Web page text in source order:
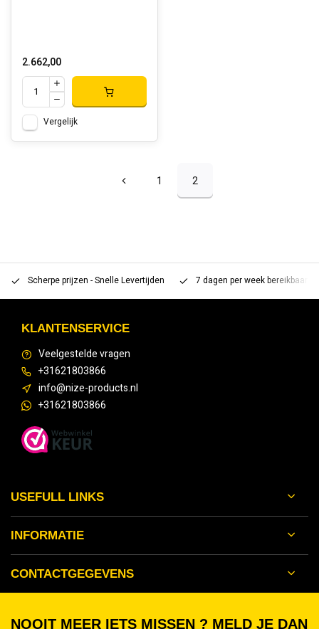
2.662,00
Vergelijk
1 2
Scherpe prijzen - Snelle Levertijden 7 dagen per week bereikbaar
KLANTENSERVICE
Veelgestelde vragen
+31621803866
info@nize-products.nl
+31621803866
USEFULL LINKS
INFORMATIE
CONTACTGEGEVENS
NOOIT MEER IETS MISSEN ? MELD JE DAN